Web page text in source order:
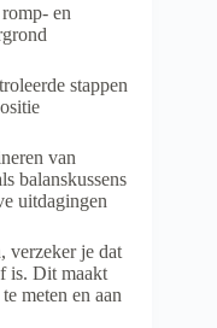
en
stappen
van
balanskussens
uitdagingen
verzeker je dat
is. Dit maakt
meten en aan